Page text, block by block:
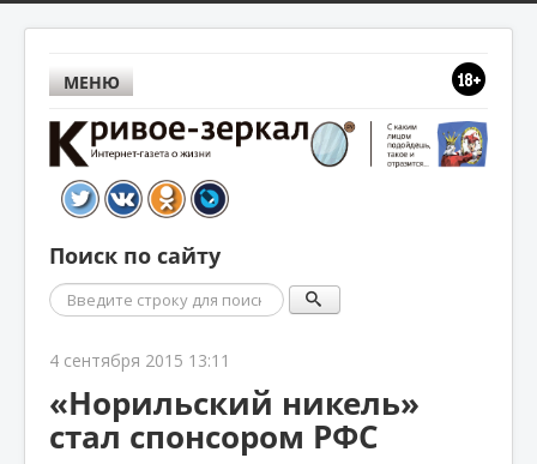
МЕНЮ
Поиск по сайту
Поиск
4 сентября 2015 13:11
«Норильский никель»
стал спонсором РФС